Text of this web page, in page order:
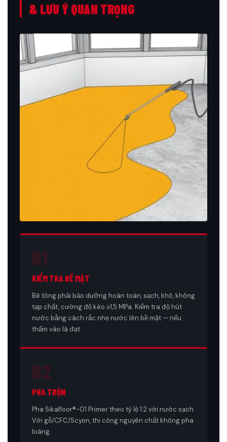
& LƯU Ý QUAN TRỌNG
01
KIỂM TRA BỀ MẶT
Bê tông phải bảo dưỡng hoàn toàn, sạch, khô, không
tạp chất, cường độ kéo ≥1,5 MPa. Kiểm tra độ hút
nước bằng cách rắc nhẹ nước lên bề mặt — nếu
thấm vào là đạt.
02
PHA TRỘN
Pha Sikafloor®-01 Primer theo tỷ lệ 1:2 với nước sạch.
Với gỗ/CFC/Scyon, thi công nguyên chất không pha
loãng.